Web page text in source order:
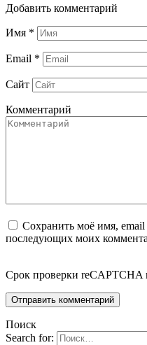
Добавить комментарий
Имя *
Email *
Сайт
Комментарий
Сохранить моё имя, email
последующих моих
Срок проверки reCAPTCHA
Поиск
Search for: